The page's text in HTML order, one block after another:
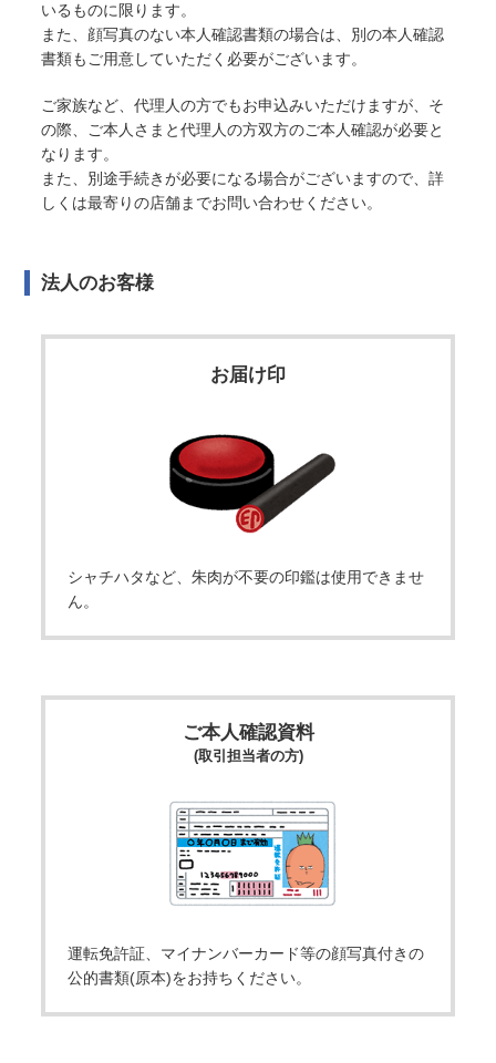
いるものに限ります。
また、顔写真のない本人確認書類の場合は、別の本人確認
書類もご用意していただく必要がございます。
ご家族など、代理人の方でもお申込みいただけますが、そ
の際、ご本人さまと代理人の方双方のご本人確認が必要と
なります。
また、別途手続きが必要になる場合がございますので、詳
しくは最寄りの店舗までお問い合わせください。
法人のお客様
お届け印
シャチハタなど、朱肉が不要の印鑑は使用できませ
ん。
ご本人確認資料
(取引担当者の方)
運転免許証、マイナンバーカード等の顔写真付きの
公的書類(原本)をお持ちください。